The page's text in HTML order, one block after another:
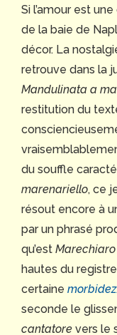
Si l’amour est
de la baie de
décor. La
retrouve dans la
Mandulinata a
restitution du
du souffle
marenariello, ce
résout encore à
par un phrasé
qu’est Marechiaro
hautes du
certaine
seconde le
cantatore vers le